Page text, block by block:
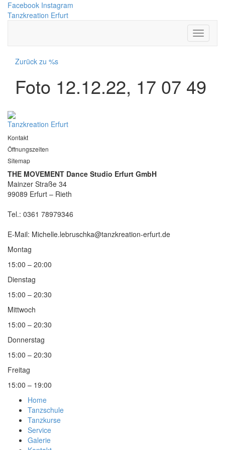
Facebook Instagram
Tanzkreation Erfurt
Zurück zu %s
Foto 12.12.22, 17 07 49
Tanzkreation Erfurt
Kontakt
Öffnungszeiten
Sitemap
THE MOVEMENT Dance Studio Erfurt GmbH
Mainzer Straße 34
99089 Erfurt – Rieth
Tel.: 0361 78979346
E-Mail: Michelle.lebruschka@tanzkreation-erfurt.de
Montag
15:00 – 20:00
Dienstag
15:00 – 20:30
Mittwoch
15:00 – 20:30
Donnerstag
15:00 – 20:30
Freitag
15:00 – 19:00
Home
Tanzschule
Tanzkurse
Service
Galerie